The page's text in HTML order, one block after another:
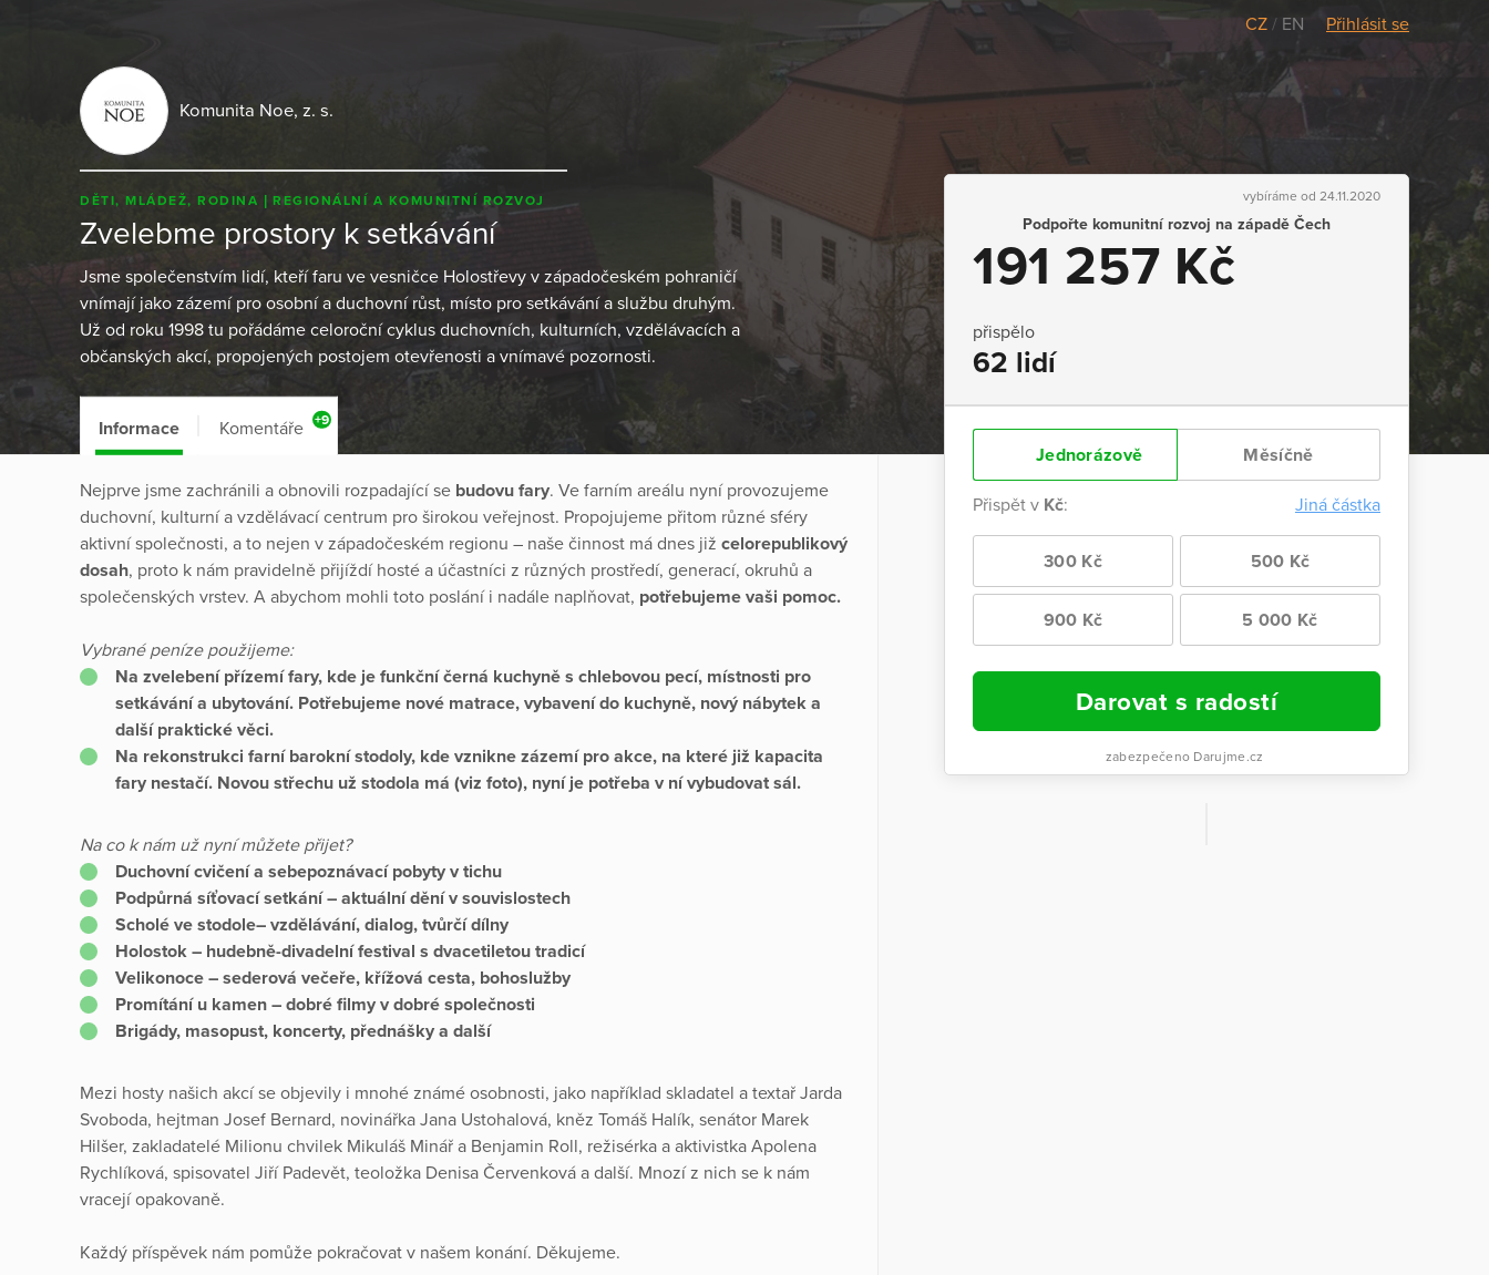
CZ / EN Přihlásit se
Komunita Noe, z. s.
DĚTI, MLÁDEŽ, RODINA REGIONÁLNÍ A KOMUNITNÍ ROZVOJ
Zvelebme prostory k setkávání
Jsme společenstvím lidí, kteří faru ve vesničce Holostřevy v západočeském pohraničí
vnímají jako zázemí pro osobní a duchovní růst, místo pro setkávání a službu druhým.
Už od roku 1998 tu pořádáme celoroční cyklus duchovních, kulturních, vzdělávacích a
občanských akcí, propojených postojem otevřenosti a vnímavé pozornosti.
vybíráme od 24.11.2020
Podpořte komunitní rozvoj na západě Čech
191 257 Kč
přispělo
62 lidí
Jednorázově Měsíčně
Přispět v Kč: Jiná částka
300 Kč 500 Kč
900 Kč 5 000 Kč
Darovat s radostí
zabezpečeno Darujme.cz
Informace Komentáře +9
Nejprve jsme zachránili a obnovili rozpadající se budovu fary. Ve farním areálu nyní provozujeme
duchovní, kulturní a vzdělávací centrum pro širokou veřejnost. Propojujeme přitom různé sféry
aktivní společnosti, a to nejen v západočeském regionu – naše činnost má dnes již celorepublikový
dosah, proto k nám pravidelně přijíždí hosté a účastníci z různých prostředí, generací, okruhů a
společenských vrstev. A abychom mohli toto poslání i nadále naplňovat, potřebujeme vaši pomoc.
Vybrané peníze použijeme:
Na zvelebení přízemí fary, kde je funkční černá kuchyně s chlebovou pecí, místnosti pro
setkávání a ubytování. Potřebujeme nové matrace, vybavení do kuchyně, nový nábytek a
další praktické věci.
Na rekonstrukci farní barokní stodoly, kde vznikne zázemí pro akce, na které již kapacita
fary nestačí. Novou střechu už stodola má (viz foto), nyní je potřeba v ní vybudovat sál.
Na co k nám už nyní můžete přijet?
Duchovní cvičení a sebepoznávací pobyty v tichu
Podpůrná síťovací setkání – aktuální dění v souvislostech
Scholé ve stodole– vzdělávání, dialog, tvůrčí dílny
Holostok – hudebně-divadelní festival s dvacetiletou tradicí
Velikonoce – sederová večeře, křížová cesta, bohoslužby
Promítání u kamen – dobré filmy v dobré společnosti
Brigády, masopust, koncerty, přednášky a další
Mezi hosty našich akcí se objevily i mnohé známé osobnosti, jako například skladatel a textař Jarda
Svoboda, hejtman Josef Bernard, novinářka Jana Ustohalová, kněz Tomáš Halík, senátor Marek
Hilšer, zakladatelé Milionu chvilek Mikuláš Minář a Benjamin Roll, režisérka a aktivistka Apolena
Rychlíková, spisovatel Jiří Padevět, teoložka Denisa Červenková a další. Mnozí z nich se k nám
vracejí opakovaně.
Každý příspěvek nám pomůže pokračovat v našem konání. Děkujeme.